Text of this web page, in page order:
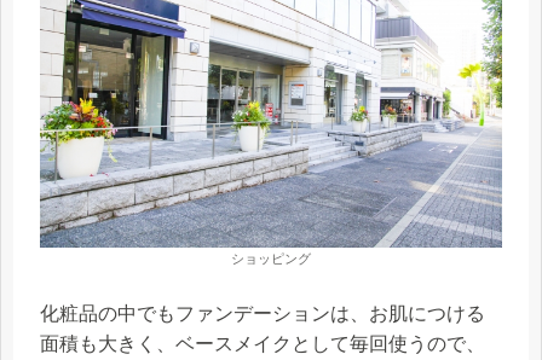
ショッピング
化粧品の中でもファンデーションは、お肌につける
面積も大きく、ベースメイクとして毎回使うので、